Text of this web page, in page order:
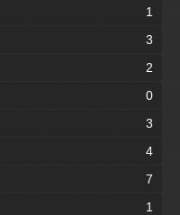
1
3
2
0
3
4
7
1